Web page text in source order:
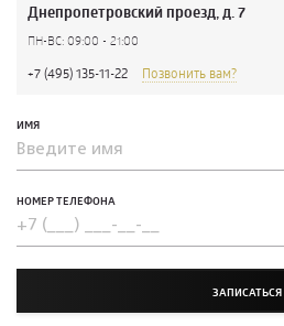
Днепропетровский проезд, д. 7
ПН-ВС: 09:00 - 21:00
+7 (495) 135-11-22 Позвонить вам?
ИМЯ
НОМЕР ТЕЛЕФОНА
ЗАПИСАТЬСЯ